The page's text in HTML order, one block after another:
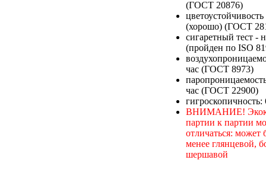
(ГОСТ 20876)
(хорошо) (ГОСТ
сигаретный тест -
(пройден по ISO
час (ГОСТ 8973)
час (ГОСТ 22900)
ВНИМАНИЕ!
партии к партии
отличаться: может
менее глянцевой,
шершавой